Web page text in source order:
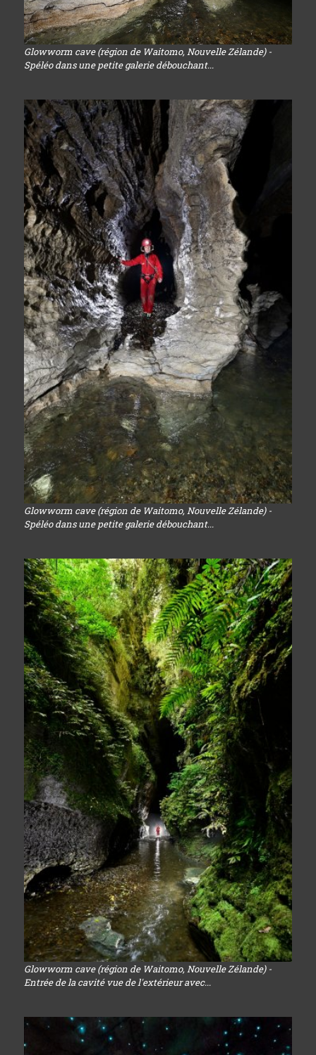
Glowworm cave (région de Waitomo, Nouvelle Zélande) -
Spéléo dans une petite galerie débouchant...
Glowworm cave (région de Waitomo, Nouvelle Zélande) -
Spéléo dans une petite galerie débouchant...
Glowworm cave (région de Waitomo, Nouvelle Zélande) -
Entrée de la cavité vue de l'extérieur avec...